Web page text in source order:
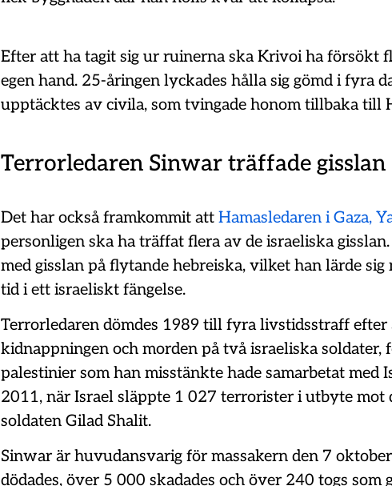
Efter att ha tagit sig ur ruinerna ska Krivoi ha försökt
egen hand. 25-åringen lyckades hålla sig gömd i fyra
upptäcktes av civila, som tvingade honom tillbaka till
Terrorledaren Sinwar träffade gisslan
Det har också framkommit att Hamasledaren i Gaza,
personligen ska ha träffat flera av de israeliska
med gisslan på flytande hebreiska, vilket han lärde sig
tid i ett israeliskt fängelse.
Terrorledaren dömdes 1989 till fyra livstidsstraff
kidnappningen och morden på två israeliska soldater,
palestinier som han misstänkte hade samarbetat med
2011, när Israel släppte 1 027 terrorister i utbyte mot
soldaten Gilad Shalit.
Sinwar är huvudansvarig för massakern den 7
dödades, över 5 000 skadades och över 240 togs som